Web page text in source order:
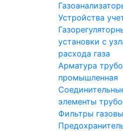
Устройства
установки с
расхода газа
Арматура
промышленная
элементы
Фильтры